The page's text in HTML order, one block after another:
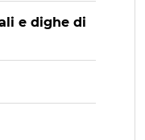
e dighe di